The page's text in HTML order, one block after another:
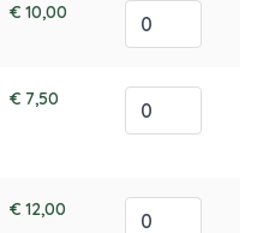
€ 10,00
€ 7,50
€ 12,00